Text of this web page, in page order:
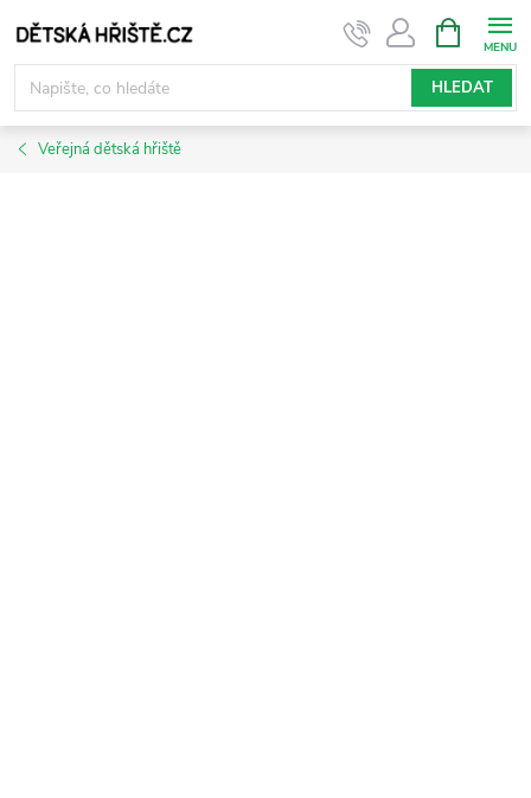
na
obsah
HLEDAT
NÁKUPNÍ
KOŠÍK
Veřejná dětská hřiště